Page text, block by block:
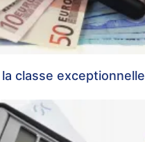
classe exceptionnelle